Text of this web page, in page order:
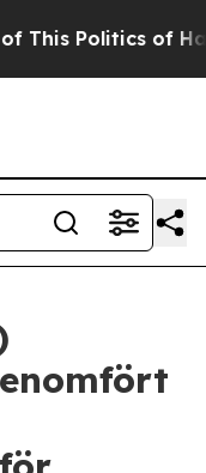
Politics of